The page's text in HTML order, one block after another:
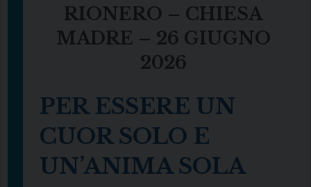
RIONERO – CHIESA
MADRE – 26 GIUGNO
2026
PER ESSERE UN
CUOR SOLO E
UN’ANIMA SOLA